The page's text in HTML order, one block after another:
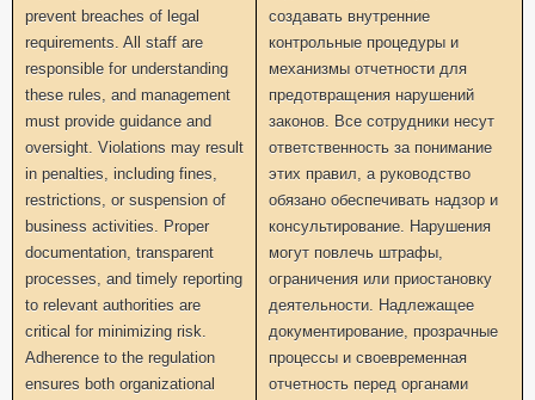
prevent breaches of legal
requirements. All staff are
responsible for understanding
these rules, and management
must provide guidance and
oversight. Violations may result
in penalties, including fines,
restrictions, or suspension of
business activities. Proper
documentation, transparent
processes, and timely reporting
to relevant authorities are
critical for minimizing risk.
Adherence to the regulation
ensures both organizational
создавать внутренние
контрольные процедуры и
механизмы отчетности для
предотвращения нарушений
законов. Все сотрудники несут
ответственность за понимание
этих правил, а руководство
обязано обеспечивать надзор и
консультирование. Нарушения
могут повлечь штрафы,
ограничения или приостановку
деятельности. Надлежащее
документирование, прозрачные
процессы и своевременная
отчетность перед органами